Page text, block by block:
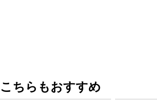
こちらもおすすめ